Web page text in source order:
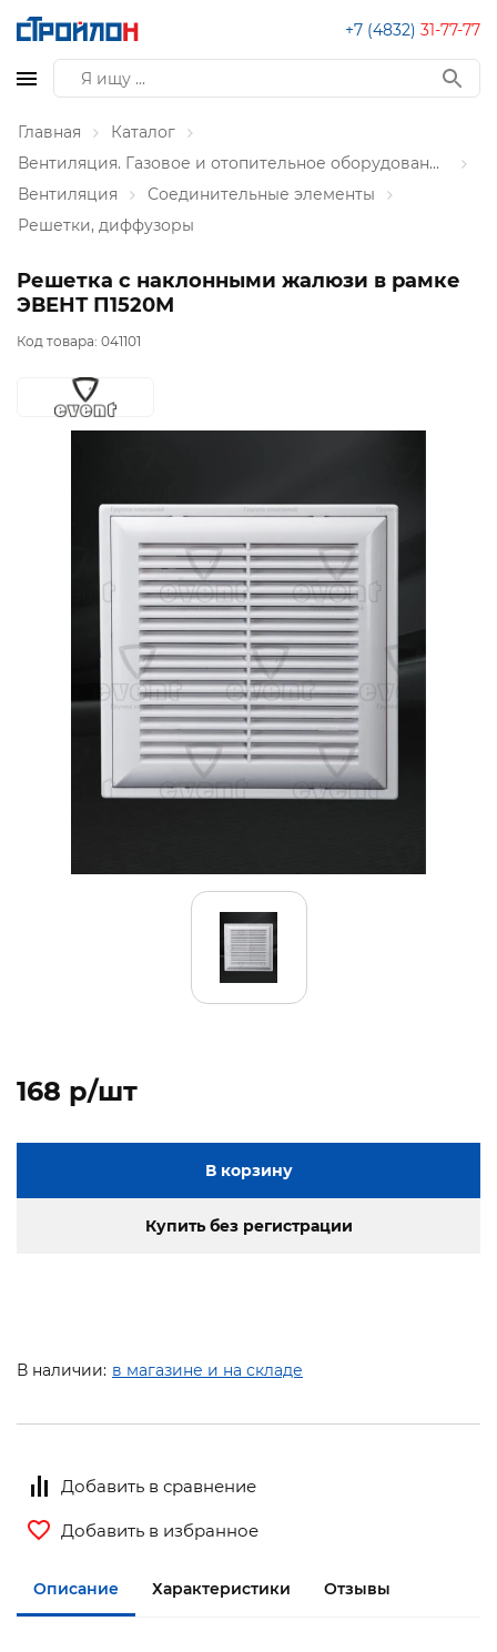
+7 (4832) 31-77-77
Главная
Каталог
Вентиляция. Газовое и отопительное оборудование
Вентиляция
Соединительные элементы
Решетки, диффузоры
Решетка с наклонными жалюзи в рамке
ЭВЕНТ П1520М
Код товара: 041101
168 p/шт
В корзину
Купить без регистрации
В наличии: в магазине и на складе
Добавить в сравнение
Добавить в избранное
Описание Характеристики Отзывы